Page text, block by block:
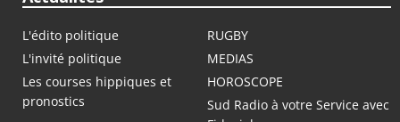
L'édito politique
RUGBY
L'invité politique
MEDIAS
Les courses hippiques et
pronostics
HOROSCOPE
Sud Radio à votre Service avec